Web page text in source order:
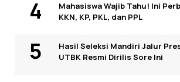
Mahasiswa Wajib Tahu! Ini
KKN, KP, PKL, dan PPL
Hasil Seleksi Mandiri Jalur
UTBK Resmi Dirilis Sore Ini